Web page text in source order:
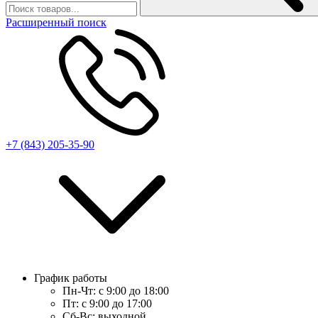
Расширенный поиск
+7 (843) 205-35-90
График работы
Пн-Чт: с 9:00 до 18:00
Пт: с 9:00 до 17:00